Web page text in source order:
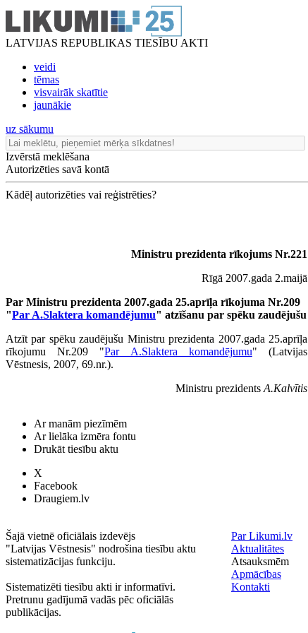
LATVIJAS REPUBLIKAS TIESĪBU AKTI
veidi
tēmas
visvairāk skatītie
jaunākie
uz sākumu
Izvērstā meklēšana
Autorizēties savā kontā
Kādēļ autorizēties vai reģistrēties?
Ministru prezidenta rīkojums Nr.221
Rīgā 2007.gada 2.maijā
Par Ministru prezidenta 2007.gada 25.aprīļa rīkojuma Nr.209
"Par A.Slaktera komandējumu" atzīšanu par spēku zaudējušu
Atzīt par spēku zaudējušu Ministru prezidenta 2007.gada 25.aprīļa
rīkojumu Nr.209 "Par A.Slaktera komandējumu" (Latvijas
Vēstnesis, 2007, 69.nr.).
Ministru prezidents A.Kalvītis
Ar manām piezīmēm
Ar lielāka izmēra fontu
Drukāt tiesību aktu
X
Facebook
Draugiem.lv
Šajā vietnē oficiālais izdevējs
"Latvijas Vēstnesis" nodrošina tiesību aktu
sistematizācijas funkciju.
Sistematizēti tiesību akti ir informatīvi.
Pretrunu gadījumā vadās pēc oficiālās
publikācijas.
Par Likumi.lv
Aktualitātes
Atsauksmēm
Apmācības
Kontakti